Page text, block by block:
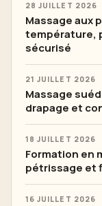
28 JUILLET 2026
Massage aux
température,
sécurisé
21 JUILLET 2026
Massage
drapage et
18 JUILLET 2026
Formation en
pétrissage et
16 JUILLET 2026